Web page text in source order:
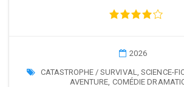
2026
CATASTROPHE / SURVIVAL,SCIENCE-
AVENTURE, COMÉDIE